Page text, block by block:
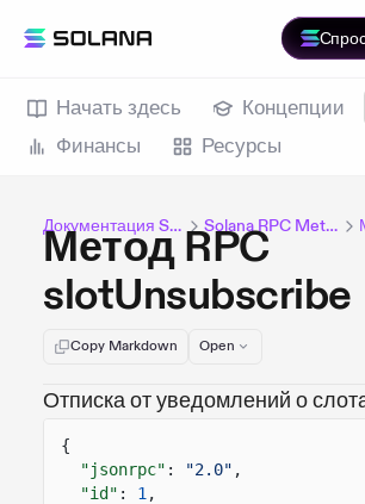
Начать здесь Концепции
Финансы
Ресурсы
Документация Solana Solana RPC Methods
Метод RPC
slotUnsubscribe
Copy Markdown Open
Отписка от уведомлений о
{
"jsonrpc" : "2.0" ,
"id" : 1 ,